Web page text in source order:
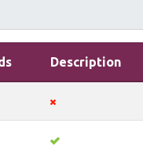
Description